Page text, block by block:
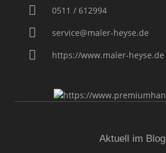
0511 / 612994
service@maler-heyse.de
https://www.maler-heyse.de
Aktuell im Blog